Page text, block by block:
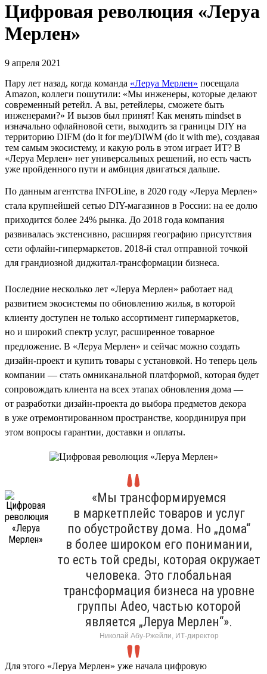
Цифровая революция «Леруа
Мерлен»
9 апреля 2021
Пару лет назад, когда команда «Леруа Мерлен» посещала
Amazon, коллеги пошутили: «Мы инженеры, которые делают
современный ретейл. А вы, ретейлеры, сможете быть
инженерами?» И вызов был принят! Как менять mindset в
изначально офлайновой сети, выходить за границы DIY на
территорию DIFM (do it for me)/DIWM (do it with me), создавая
тем самым экосистему, и какую роль в этом играет ИТ? В
«Леруа Мерлен» нет универсальных решений, но есть часть
уже пройденного пути и амбиция двигаться дальше.
По данным агентства INFOLine, в 2020 году «Леруа Мерлен»
стала крупнейшей сетью DIY-магазинов в России: на ее долю
приходится более 24% рынка. До 2018 года компания
развивалась экстенсивно, расширяя географию присутствия
сети офлайн-гипермаркетов. 2018-й стал отправной точкой
для грандиозной диджитал-трансформации бизнеса.
Последние несколько лет «Леруа Мерлен» работает над
развитием экосистемы по обновлению жилья, в которой
клиенту доступен не только ассортимент гипермаркетов,
но и широкий спектр услуг, расширенное товарное
предложение. В «Леруа Мерлен» и сейчас можно создать
дизайн-проект и купить товары с установкой. Но теперь цель
компании — стать омниканальной платформой, которая будет
сопровождать клиента на всех этапах обновления дома —
от разработки дизайн-проекта до выбора предметов декора
в уже отремонтированном пространстве, координируя при
этом вопросы гарантии, доставки и оплаты.
«Мы трансформируемся
в маркетплейс товаров и услуг
по обустройству дома. Но „дома“
в более широком его понимании,
то есть той среды, которая окружает
человека. Это глобальная
трансформация бизнеса на уровне
группы Adeo, частью которой
является „Леруа Мерлен“».
Николай Абу-Ржейли, ИТ-директор
Для этого «Леруа Мерлен» уже начала цифровую